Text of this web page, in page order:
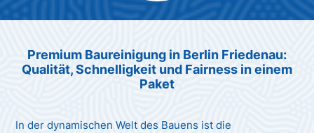
Max Mustermann
Premium Baureinigung in Berlin Friedenau:
Qualität, Schnelligkeit und Fairness in einem
Paket
In der dynamischen Welt des Bauens ist die